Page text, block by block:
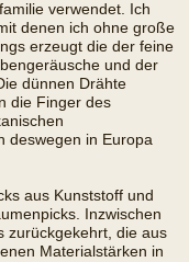
verwendet. Ich
denen ich ohne große
erzeugt die der feine
und der
dünnen Drähte
die Finger des
deswegen in Europa
aus Kunststoff und
Inzwischen
zurückgekehrt, die aus
Materialstärken in